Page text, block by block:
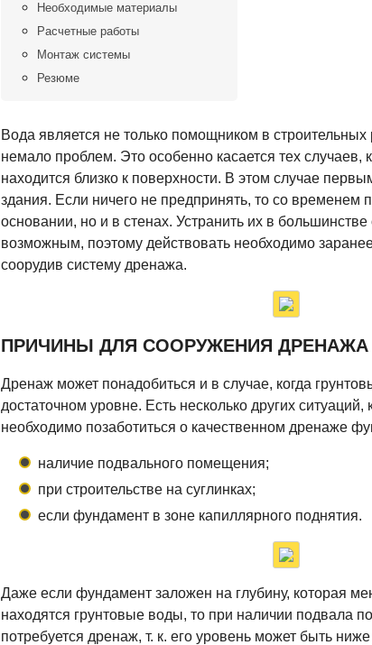
Необходимые материалы
Расчетные работы
Монтаж системы
Резюме
Вода является не только помощником в
немало проблем. Это особенно касается тех случаев,
находится близко к поверхности. В этом случае
здания. Если ничего не предпринять, то со временем
основании, но и в стенах. Устранить их в
возможным, поэтому действовать необходимо
соорудив систему дренажа.
ПРИЧИНЫ ДЛЯ СООРУЖЕНИЯ ДРЕНАЖА
Дренаж может понадобиться и в случае, когда
достаточном уровне. Есть несколько других ситуаций,
необходимо позаботиться о качественном дренаже
наличие подвального помещения;
при строительстве на суглинках;
если фундамент в зоне капиллярного поднятия.
Даже если фундамент заложен на глубину, которая
находятся грунтовые воды, то при наличии подвала
потребуется дренаж, т. к. его уровень может быть